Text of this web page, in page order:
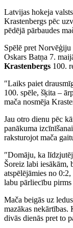
Latvijas hokeja
Krastenbergs pēc
pēdējā pārbaudes
Spēlē pret
Oskars Batņa 7.
Krastenbergs 100.
″Laiks paiet
100. spēle, šķita –
mača nosmēja
Jau otro dienu pēc
panākuma
raksturojot mača
″Domāju, ka
Šoreiz labi iesākām,
atspēlējāmies no
labu pārliecību pirms
Mača beigās uz
mazākas nekārtības.
divās dienās pret to